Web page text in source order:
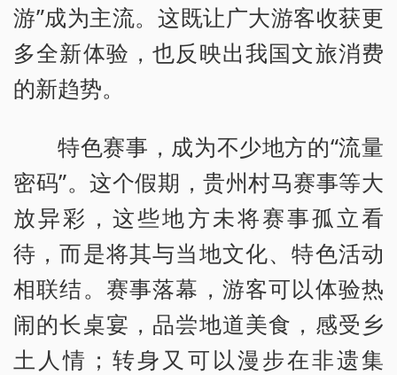
游”成为主流。这既让广大游客收获更
多全新体验，也反映出我国文旅消费
的新趋势。
特色赛事，成为不少地方的“流量
密码”。这个假期，贵州村马赛事等大
放异彩，这些地方未将赛事孤立看
待，而是将其与当地文化、特色活动
相联结。赛事落幕，游客可以体验热
闹的长桌宴，品尝地道美食，感受乡
土人情；转身又可以漫步在非遗集